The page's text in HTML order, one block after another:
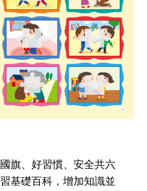
旗、好習慣、安全共六
基礎百科，增加知識並